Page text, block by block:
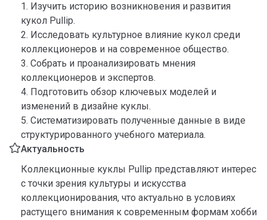
1. Изучить историю возникновения и развития
кукол Pullip.
2. Исследовать культурное влияние кукол среди
коллекционеров и на современное общество.
3. Собрать и проанализировать мнения
коллекционеров и экспертов.
4. Подготовить обзор ключевых моделей и
изменений в дизайне куклы.
5. Систематизировать полученные данные в виде
структурированного учебного материала.
Актуальность
Коллекционные куклы Pullip представляют интерес
с точки зрения культуры и искусства
коллекционирования, что актуально в условиях
растущего внимания к современным формам хобби